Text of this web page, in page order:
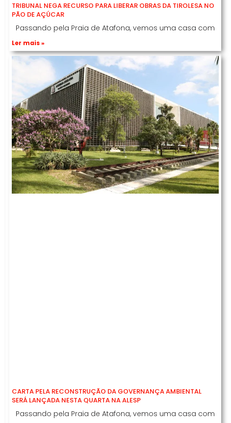
TRIBUNAL NEGA RECURSO PARA LIBERAR OBRAS DA TIROLESA NO
PÃO DE AÇÚCAR
Passando pela Praia de Atafona, vemos uma casa com
Ler mais »
CARTA PELA RECONSTRUÇÃO DA GOVERNANÇA AMBIENTAL
SERÁ LANÇADA NESTA QUARTA NA ALESP
Passando pela Praia de Atafona, vemos uma casa com